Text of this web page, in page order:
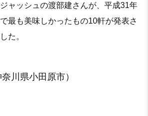
ャッシュの渡部建さんが、平成31年
最も美味しかったもの10軒が発表さ
た。
奈川県小田原市）